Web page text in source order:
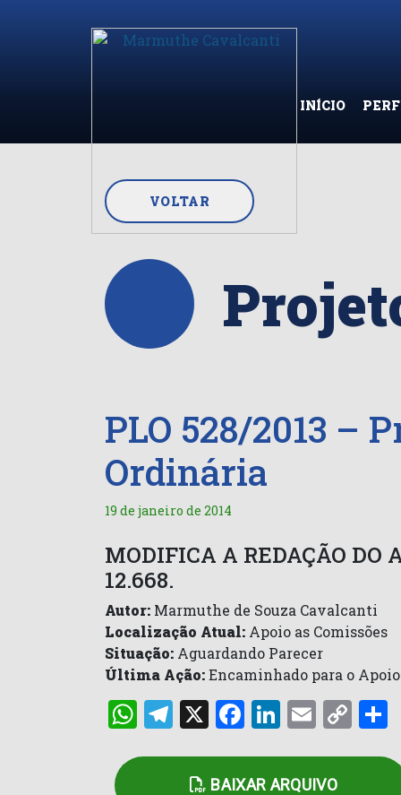
INÍCIO
VOLTAR
PLO 528/2013 –
Ordinária
19 de janeiro de 2014
MODIFICA A REDAÇÃO DO
12.668.
Autor: Marmuthe de Souza Cavalcanti
Localização Atual: Apoio as Comissões
Situação: Aguardando Parecer
Última Ação:Encaminhado para o Apoio
WhatsApp
Telegram
X Facebook
LinkedIn
Email
Copy
BAIXAR ARQUIVO